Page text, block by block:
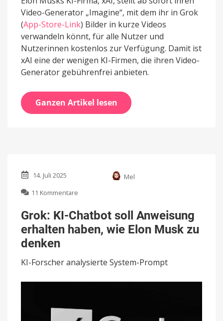
Video-Generator „Imagine“, mit dem ihr in Grok
(App-Store-Link) Bilder in kurze Videos
verwandeln könnt, für alle Nutzer und
Nutzerinnen kostenlos zur Verfügung. Damit ist
xAI eine der wenigen KI-Firmen, die ihren Video-
Generator gebührenfrei anbieten.
Ganzen Artikel lesen
14. Juli 2025
Mel
11 Kommentare
KI-
Chatbot
soll
haben,
wie
Grok: KI-Chatbot soll Anweisung
erhalten haben, wie Elon Musk zu
denken
KI-Forscher analysierte System-Prompt